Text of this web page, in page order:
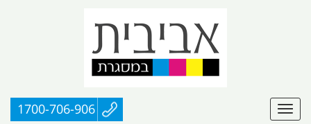
1700-706-906